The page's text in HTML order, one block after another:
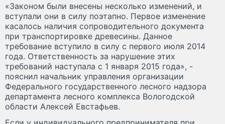
«Законом были внесены несколько изменений, и
вступали они в силу поэтапно. Первое изменение
касалось наличия сопроводительного документа
при транспортировке древесины. Данное
требование вступило в силу с первого июля 2014
года. Ответственность за нарушение этих
требований наступала с 1 января 2015 года», -
пояснил начальник управления организации
Федерального государственного лесного надзора
департамента лесного комплекса Вологодской
области Алексей Евстафьев.